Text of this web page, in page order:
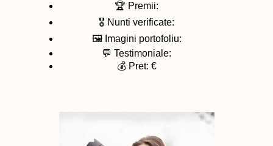
🏆 Premii:
🎖️ Nunti verificate:
🖼️ Imagini portofoliu:
💬 Testimoniale:
💰 Pret: €